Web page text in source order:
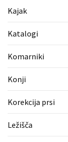
Napihljive
(1)
Fitnes
(1)
Kajak
Katalogi
Komarniki
Konji
Korekcija prsi
Ležišča